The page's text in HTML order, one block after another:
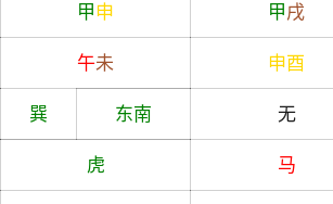
甲申 甲戌
午未 申酉
巽 东南 无
虎 马